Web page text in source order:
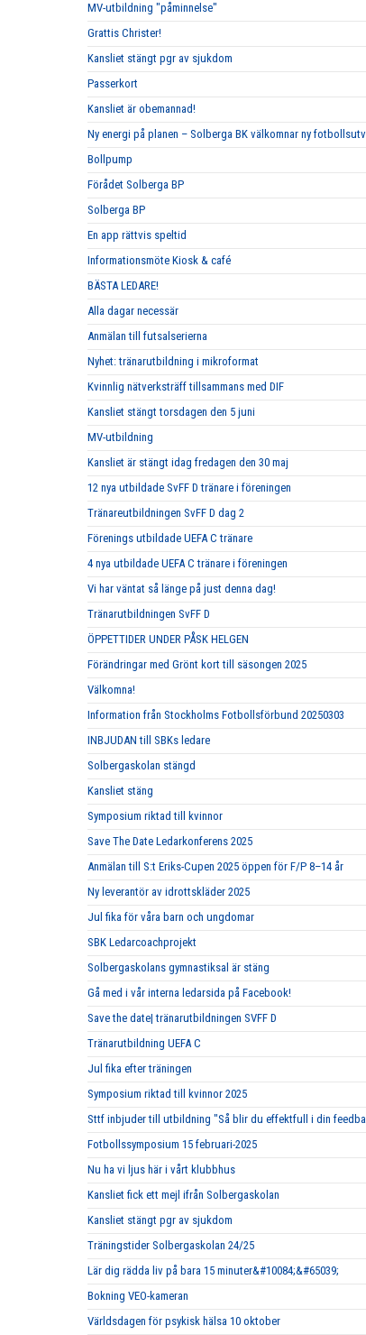
MV-utbildning "påminnelse"
Grattis Christer!
Kansliet stängt pgr av sjukdom
Passerkort
Kansliet är obemannad!
Ny energi på planen – Solberga BK välkomnar ny
Bollpump
Förådet Solberga BP
Solberga BP
En app rättvis speltid
Informationsmöte Kiosk & café
BÄSTA LEDARE!
Alla dagar necessär
Anmälan till futsalserierna
Nyhet: tränarutbildning i mikroformat
Kvinnlig nätverksträff tillsammans med DIF
Kansliet stängt torsdagen den 5 juni
MV-utbildning
Kansliet är stängt idag fredagen den 30 maj
12 nya utbildade SvFF D tränare i föreningen
Tränareutbildningen SvFF D dag 2
Förenings utbildade UEFA C tränare
4 nya utbildade UEFA C tränare i föreningen
Vi har väntat så länge på just denna dag!
Tränarutbildningen SvFF D
ÖPPETTIDER UNDER PÅSK HELGEN
Förändringar med Grönt kort till säsongen 2025
Välkomna!
Information från Stockholms Fotbollsförbund 20250303
INBJUDAN till SBKs ledare
Solbergaskolan stängd
Kansliet stäng
Symposium riktad till kvinnor
Save The Date Ledarkonferens 2025
Anmälan till S:t Eriks-Cupen 2025 öppen för F/P 8–14 år
Ny leverantör av idrottskläder 2025
Jul fika för våra barn och ungdomar
SBK Ledarcoachprojekt
Solbergaskolans gymnastiksal är stäng
Gå med i vår interna ledarsida på Facebook!
Save the date| tränarutbildningen SVFF D
Tränarutbildning UEFA C
Jul fika efter träningen
Symposium riktad till kvinnor 2025
Sttf inbjuder till utbildning "Så blir du effektfull i din
Fotbollssymposium 15 februari-2025
Nu ha vi ljus här i vårt klubbhus
Kansliet fick ett mejl ifrån Solbergaskolan
Kansliet stängt pgr av sjukdom
Träningstider Solbergaskolan 24/25
Lär dig rädda liv på bara 15 minuter&#10084;&#65039;
Bokning VEO-kameran
Världsdagen för psykisk hälsa 10 oktober